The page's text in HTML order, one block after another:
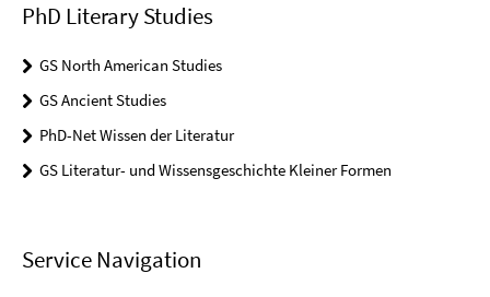
PhD Literary Studies
GS North American Studies
GS Ancient Studies
PhD-Net Wissen der Literatur
GS Literatur- und Wissensgeschichte Kleiner Formen
Service Navigation